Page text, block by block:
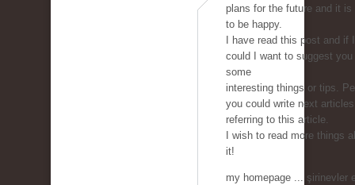
plans for the future and it is
to be happy.
I have read this post and if I
could I want to suggest you
some
interesting things or tips.
you could write next articles
referring to this article.
I wish to read more things
it!
my homepage ... şirinevler